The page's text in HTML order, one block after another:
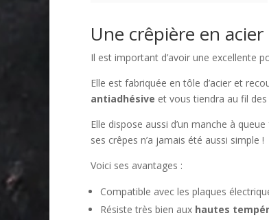
Une crêpière en
Il est important d’avoir une excellente
Elle est fabriquée en tôle d’acier et
antiadhésive et vous tiendra au fil des
Elle dispose aussi d’un manche à
ses crêpes n’a jamais été aussi simple !
Voici ses avantages :
Compatible avec les plaques
Résiste très bien aux hautes